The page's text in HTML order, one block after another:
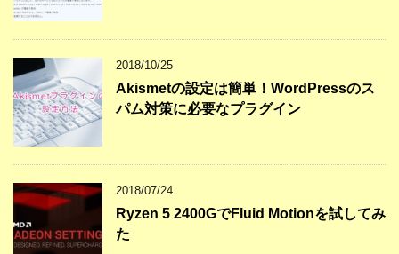
2018/10/25
Akismetの設定は簡単！WordPressのス
パム対策に必要なプラグイン
2018/07/24
Ryzen 5 2400GでFluid Motionを試してみ
た